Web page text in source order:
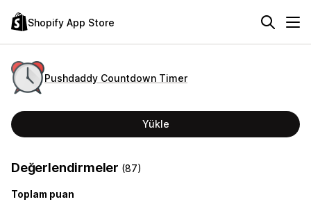
Shopify App Store
Pushdaddy Countdown Timer
Yükle
Değerlendirmeler (87)
Toplam puan